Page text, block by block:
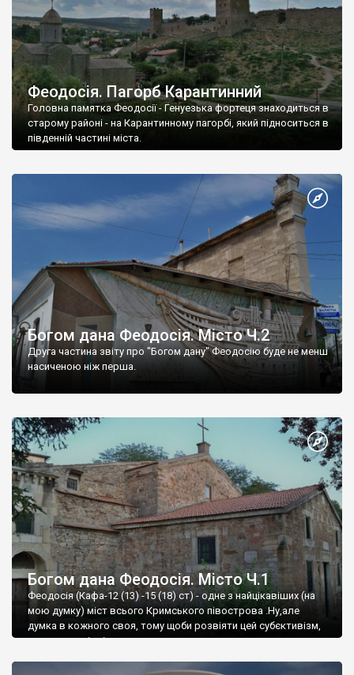
Феодосія. Пагорб Карантинний
Головна памятка Феодосії - Генуезька фортеця знаходиться в
старому районі - на Карантинному пагорбі, який підноситься в
південній частині міста.
Богом дана Феодосія. Місто Ч.2
Друга частина звіту про "Богом дану" Феодосію буде не менш
насиченою ніж перша.
Богом дана Феодосія. Місто Ч.1
Феодосія (Кафа-12 (13) -15 (18) ст) - одне з найцікавіших (на
мою думку) міст всього Кримського півострова .Ну,але
думка в кожного своя, тому щоби розвіяти цей субєктивізм,
запрошую відвідати це